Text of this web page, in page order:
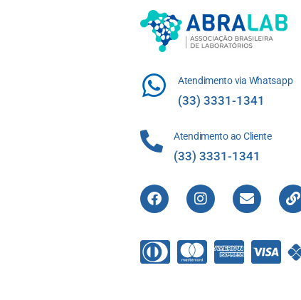
Atendimento via Whatsapp
(33) 3331-1341
Atendimento ao Cliente
(33) 3331-1341